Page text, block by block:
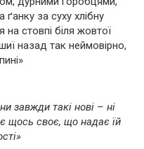
за суху хлібну
стовпі біля жовтої
назад так неймовірно,
завжди такі нові – ні
щось своє, що надає їй